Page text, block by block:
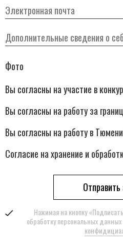
Электронная почта
Дополнительные сведения о
Фото
Вы согласны на участие в
Вы согласны на работу за
Вы согласны на работу в
Согласие на хранение и
Отправить
Нажимая на кнопку
обработку персональных